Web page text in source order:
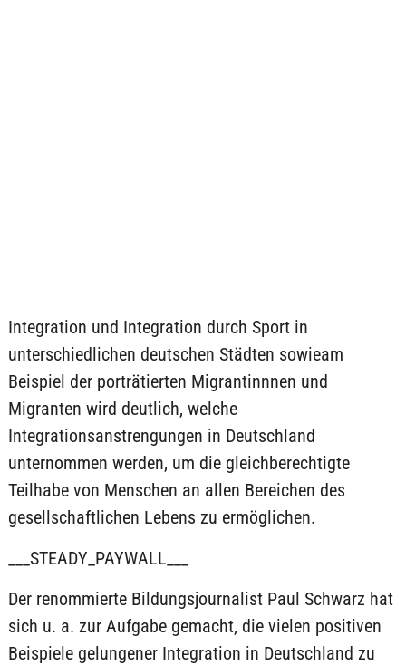
Integration und Integration durch Sport in
unterschiedlichen deutschen Städten sowieam
Beispiel der porträtierten Migrantinnnen und
Migranten wird deutlich, welche
Integrationsanstrengungen in Deutschland
unternommen werden, um die gleichberechtigte
Teilhabe von Menschen an allen Bereichen des
gesellschaftlichen Lebens zu ermöglichen.
___STEADY_PAYWALL___
Der renommierte Bildungsjournalist Paul Schwarz hat
sich u. a. zur Aufgabe gemacht, die vielen positiven
Beispiele gelungener Integration in Deutschland zu